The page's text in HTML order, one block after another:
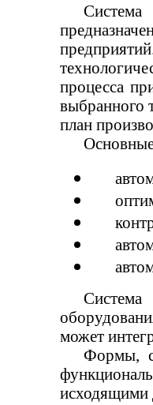
процесса
выбранного
план
Система
может
Формы, с
исходящими